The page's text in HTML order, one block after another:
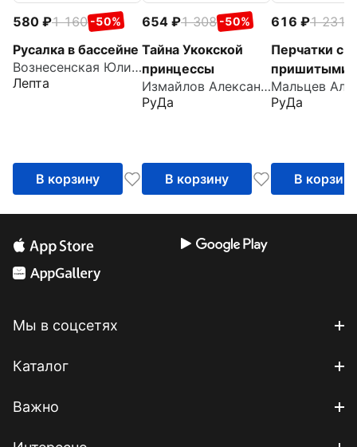
580 1 160 -50%
Русалка в бассейне
Вознесенская Юлия Николаевна
Лепта
В корзину
654 1 308 -50%
Тайна Укокской
принцессы
Измайлов Александр
РуДа
В корзину
616 1 231
Перчатки с
пришитыми
пальцами
РуДа
В корзину
Мы в соцсетях
Каталог
Важно